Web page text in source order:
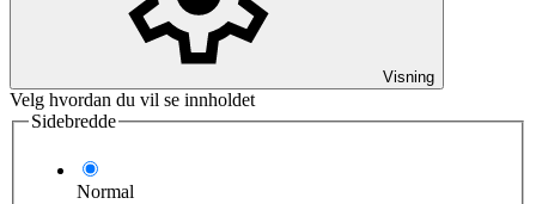
Visning
Velg hvordan du vil se innholdet
Sidebredde
Normal